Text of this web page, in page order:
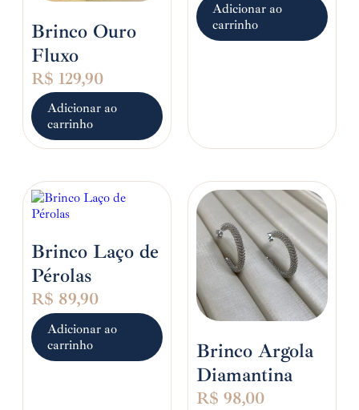
Brinco Ouro
Fluxo
R$ 129,90
Adicionar ao
carrinho
Adicionar ao
carrinho
Brinco Laço de
Pérolas
R$ 89,90
Adicionar ao
carrinho
Brinco Argola
Diamantina
R$ 98,00